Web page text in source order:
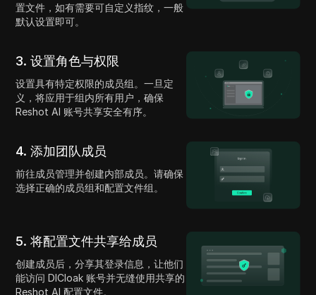
置文件，如有需要可自定义指纹，一般
默认设置即可。
3. 设置角色与权限
设置具有特定权限的成员组。一旦定
义，将应用于组内所有用户，确保
Reshot AI 账号共享安全有序。
4. 添加团队成员
前往成员管理并创建内部成员。请确保
选择正确的成员组和配置文件组。
5. 将配置文件共享给成员
创建成员后，分享其登录信息，让他们
能访问 DICloak 账号并无缝使用共享的
Reshot AI 配置文件。